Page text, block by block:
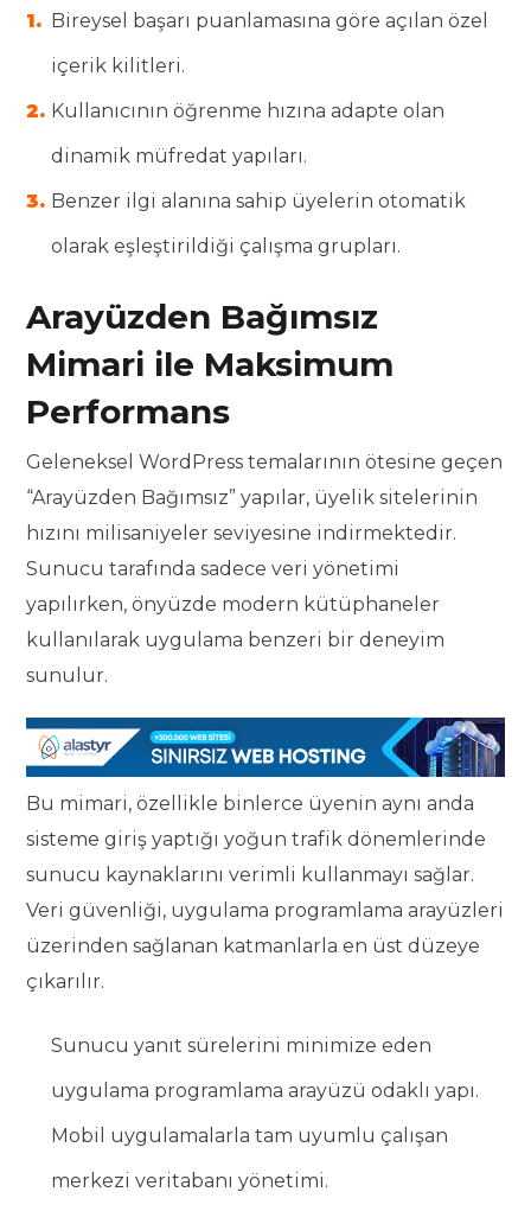
Bireysel başarı puanlamasına göre açılan özel
içerik kilitleri.
Kullanıcının öğrenme hızına adapte olan
dinamik müfredat yapıları.
Benzer ilgi alanına sahip üyelerin otomatik
olarak eşleştirildiği çalışma grupları.
Arayüzden Bağımsız
Mimari ile Maksimum
Performans
Geleneksel WordPress temalarının ötesine geçen
“Arayüzden Bağımsız” yapılar, üyelik sitelerinin
hızını milisaniyeler seviyesine indirmektedir.
Sunucu tarafında sadece veri yönetimi
yapılırken, önyüzde modern kütüphaneler
kullanılarak uygulama benzeri bir deneyim
sunulur.
Bu mimari, özellikle binlerce üyenin aynı anda
sisteme giriş yaptığı yoğun trafik dönemlerinde
sunucu kaynaklarını verimli kullanmayı sağlar.
Veri güvenliği, uygulama programlama arayüzleri
üzerinden sağlanan katmanlarla en üst düzeye
çıkarılır.
Sunucu yanıt sürelerini minimize eden
uygulama programlama arayüzü odaklı yapı.
Mobil uygulamalarla tam uyumlu çalışan
merkezi veritabanı yönetimi.